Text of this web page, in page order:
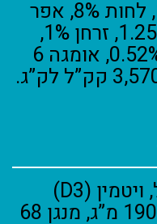
חלבון 27%, שומן 12.5%, לחות 8%, אפר
8.5%, סיבים 4%, סידן 1.25%, זרחן 1%,
מגנזיום 0.1%, אומגה 3 0.52%, אומגה 6
ויטמין (A) ‏22,500 יחב”ל, ויטמין (D3)
‏1,550 יחב”ל, ויטמין (E) ‏190 מ”ג, מנגן 68